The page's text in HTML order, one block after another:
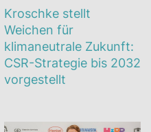
Kroschke stellt
Weichen für
klimaneutrale Zukunft:
CSR-Strategie bis 2032
vorgestellt